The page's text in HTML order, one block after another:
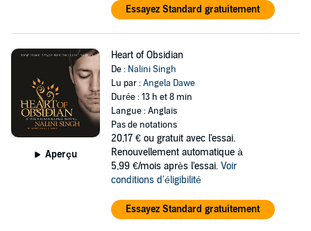
Essayez Standard gratuitement
Aperçu
Heart of Obsidian
De : Nalini Singh
Lu par :Angela Dawe
Durée : 13 h et 8 min
Langue : Anglais
Pas de notations
20,17 € ou gratuit avec l'essai.
Renouvellement automatique à
5,99 €/mois après l'essai. Voir
conditions d'éligibilité
Essayez Standard gratuitement